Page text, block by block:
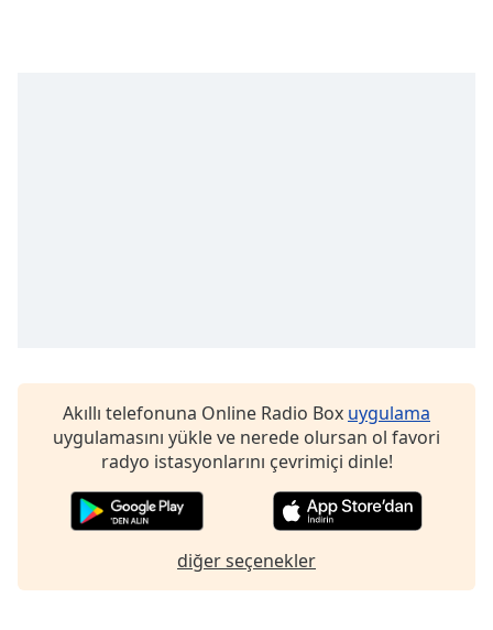
Akıllı telefonuna Online Radio Box uygulama
uygulamasını yükle ve nerede olursan ol favori
radyo istasyonlarını çevrimiçi dinle!
diğer seçenekler